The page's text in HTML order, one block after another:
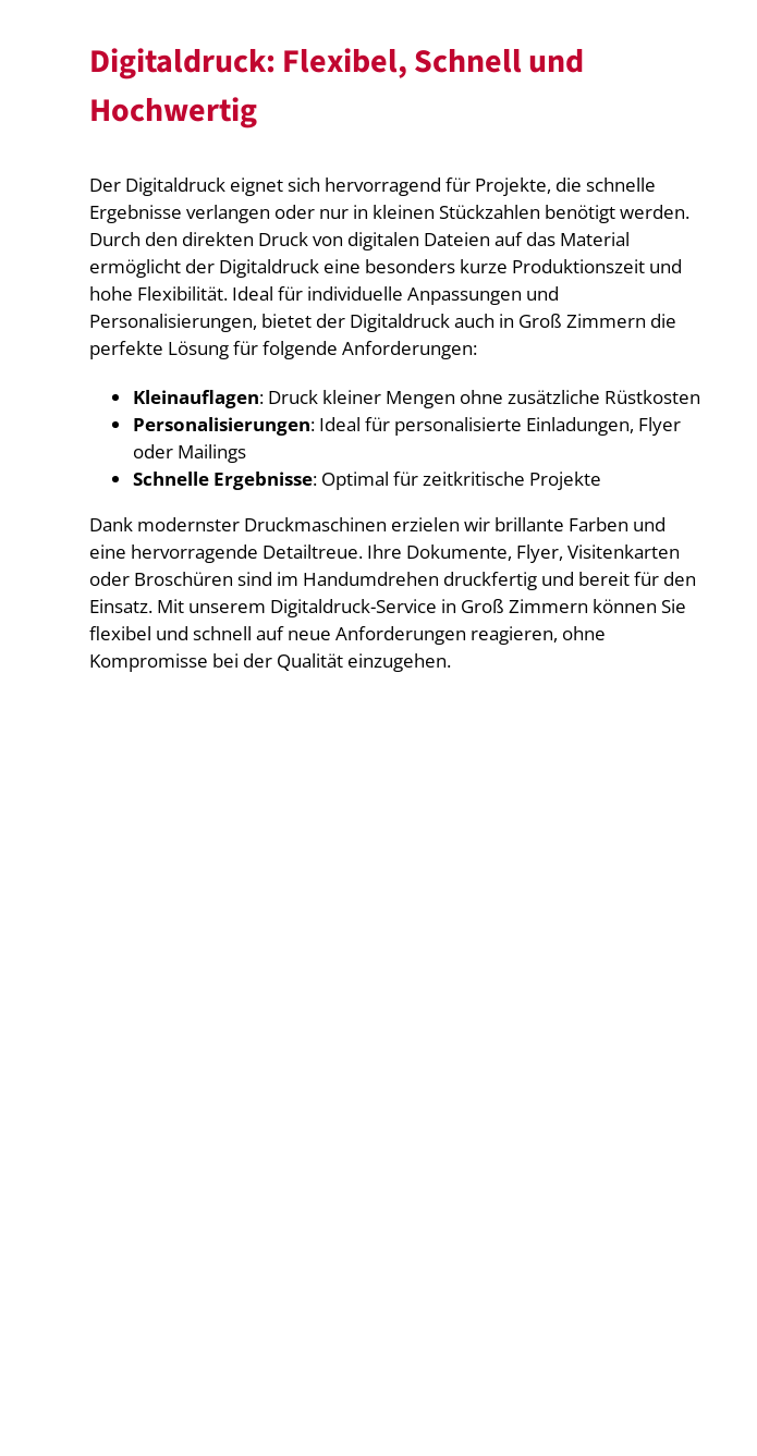
Digitaldruck: Flexibel, Schnell und
Hochwertig
Der Digitaldruck eignet sich hervorragend für Projekte, die schnelle
Ergebnisse verlangen oder nur in kleinen Stückzahlen benötigt werden.
Durch den direkten Druck von digitalen Dateien auf das Material
ermöglicht der Digitaldruck eine besonders kurze Produktionszeit und
hohe Flexibilität. Ideal für individuelle Anpassungen und
Personalisierungen, bietet der Digitaldruck auch in Groß Zimmern die
perfekte Lösung für folgende Anforderungen:
Kleinauflagen: Druck kleiner Mengen ohne zusätzliche Rüstkosten
Personalisierungen: Ideal für personalisierte Einladungen, Flyer
oder Mailings
Schnelle Ergebnisse: Optimal für zeitkritische Projekte
Dank modernster Druckmaschinen erzielen wir brillante Farben und
eine hervorragende Detailtreue. Ihre Dokumente, Flyer, Visitenkarten
oder Broschüren sind im Handumdrehen druckfertig und bereit für den
Einsatz. Mit unserem Digitaldruck-Service in Groß Zimmern können Sie
flexibel und schnell auf neue Anforderungen reagieren, ohne
Kompromisse bei der Qualität einzugehen.